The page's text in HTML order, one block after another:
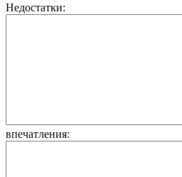
Недостатки:
впечатления: